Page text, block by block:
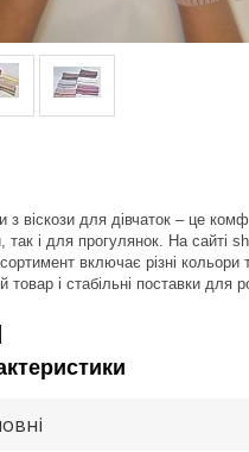
з віскози для дівчаток – це
так і для прогулянок. На сайті
включає різні
товар і стабільні поставки для